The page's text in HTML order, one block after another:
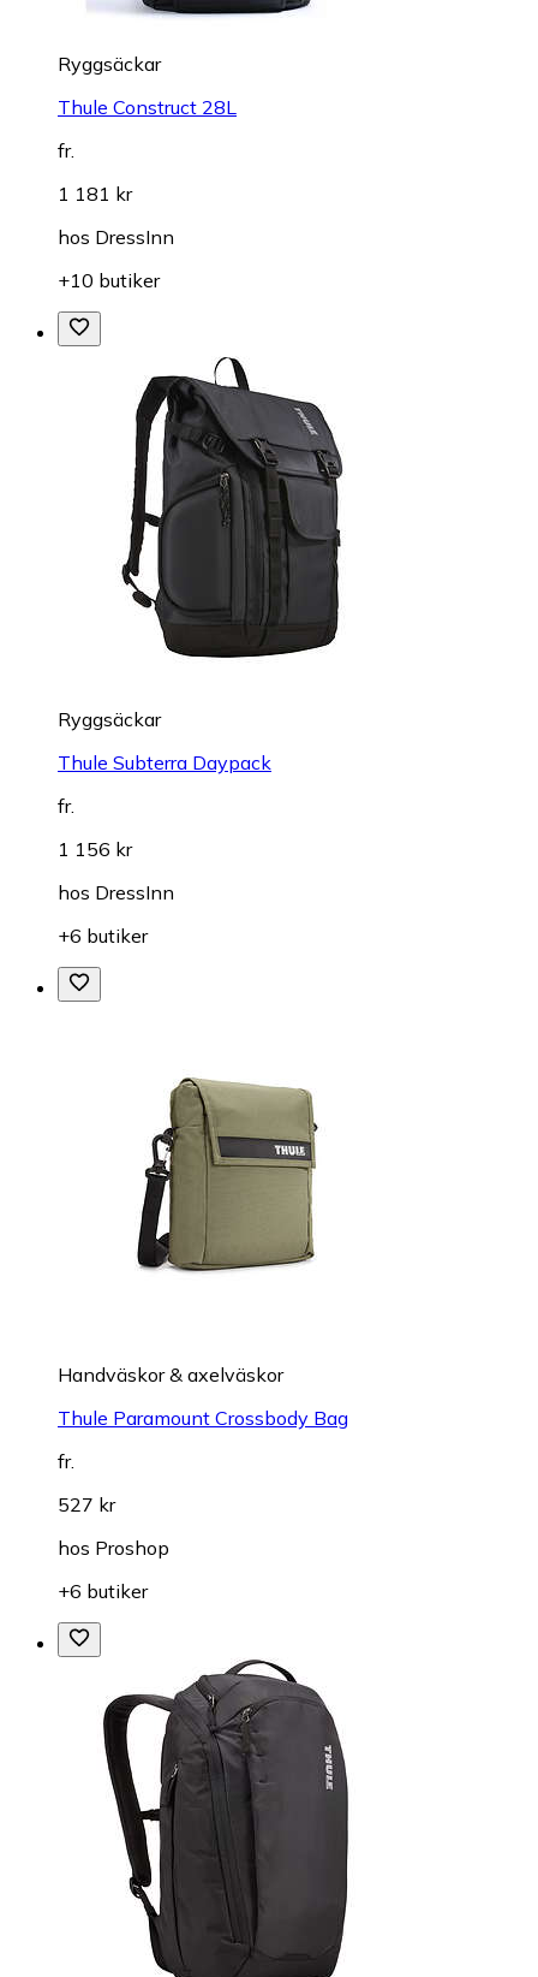
Ryggsäckar
Thule Construct 28L
fr.
1 181 kr
hos DressInn
+10 butiker
Ryggsäckar
Thule Subterra Daypack
fr.
1 156 kr
hos DressInn
+6 butiker
Handväskor & axelväskor
Thule Paramount Crossbody Bag
fr.
527 kr
hos Proshop
+6 butiker